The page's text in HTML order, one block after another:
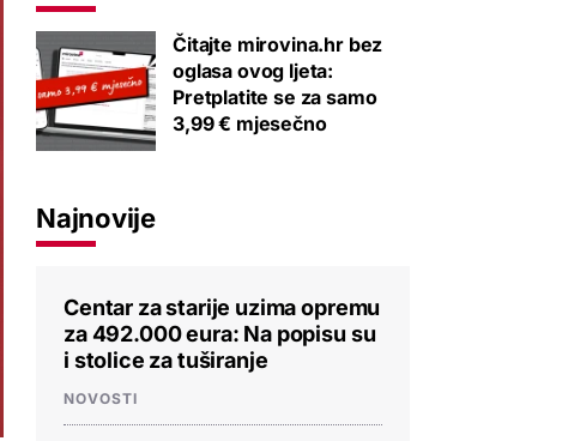
Čitajte mirovina.hr bez
oglasa ovog ljeta:
Pretplatite se za samo
3,99 € mjesečno
Najnovije
Centar za starije uzima opremu
za 492.000 eura: Na popisu su
i stolice za tuširanje
NOVOSTI